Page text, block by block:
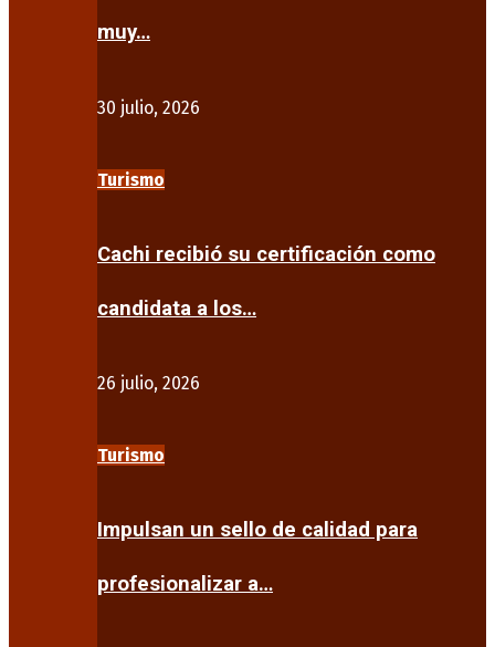
muy…
30 julio, 2026
Turismo
Cachi recibió su certificación como
candidata a los…
26 julio, 2026
Turismo
Impulsan un sello de calidad para
profesionalizar a…